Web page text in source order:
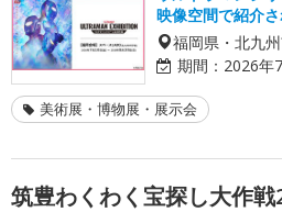
映像空間で紹介
福岡県・北九
期間： 2026年
美術展・博物展・展示会
筑豊わくわく宝探し大作戦